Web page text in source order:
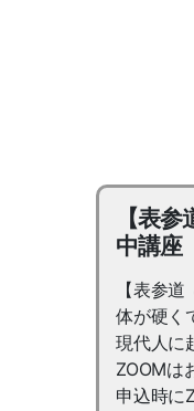
【表
中講座
【表参
体が硬く
現代人に
ZOOMは
申込時に